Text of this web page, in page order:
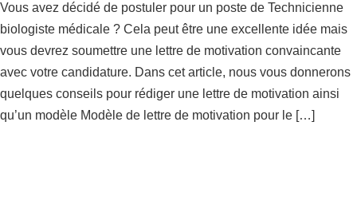
Vous avez décidé de postuler pour un poste de Technicienne
biologiste médicale ? Cela peut être une excellente idée mais
vous devrez soumettre une lettre de motivation convaincante
avec votre candidature. Dans cet article, nous vous donnerons
quelques conseils pour rédiger une lettre de motivation ainsi
qu’un modèle Modèle de lettre de motivation pour le […]